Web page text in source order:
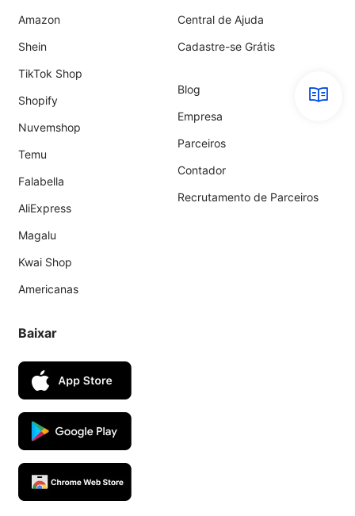
Amazon
Shein
TikTok Shop
Shopify
Nuvemshop
Temu
Falabella
AliExpress
Magalu
Kwai Shop
Americanas
Central de Ajuda
Cadastre-se Grátis
Blog
Empresa
Parceiros
Contador
Recrutamento de Parceiros
Baixar